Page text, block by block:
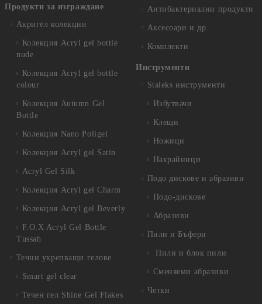
Продукти за изграждане
Акригел колекции
Колекция Acryl gel bottle
nude
Колекция Acryl gel bottle
colour
Колекция Autumn Gel
Bottle
Колекция Nano Poligel
Колекция Acryl gel Satin
Acryl Gel Silk
Колекция Acryl gel Charm
Колекция Acryl gel Beverly
F.O.X Acryl Gel Bottle
Tussah
Течни укрепващи гелове
Smart gel clear
Течен гел Shine Gel Flakes
Антибактериални продукти
Аксесоари и др.
Комплекти
Инструменти
Staleks инструменти
Избутвачи
Клещи
Ножици
Накрайници
Подо дискове и абразиви
Подо-дискове
Абразиви
Пили и Бъфери
Пили и блок пили
Сменяеми абразиви
Четки